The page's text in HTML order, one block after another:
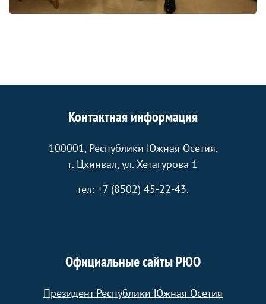
Контактная информация
100001, Республики Южная Осетия,
г. Цхинвал, ул. Хетагурова 1
тел: +7 (8502) 45-22-43.
Официальные сайты РЮО
Президент Республики Южная Осетия